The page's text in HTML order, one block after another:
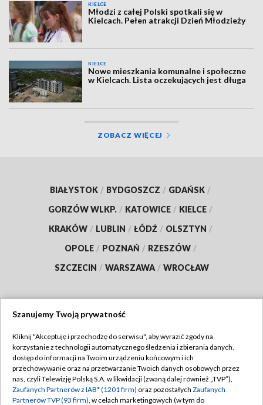
KIELCE
Młodzi z całej Polski spotkali się w
Kielcach. Pełen atrakcji Dzień Młodzieży
KIELCE
Nowe mieszkania komunalne i społeczne
w Kielcach. Lista oczekujących jest długa
ZOBACZ WIĘCEJ
BIAŁYSTOK / BYDGOSZCZ / GDAŃSK /
GORZÓW WLKP. / KATOWICE / KIELCE /
KRAKÓW / LUBLIN / ŁÓDŹ / OLSZTYN /
OPOLE / POZNAŃ / RZESZÓW /
SZCZECIN / WARSZAWA / WROCŁAW
TVP
Abonament TVP
Emisja w TVP
Regulamin TVP
Polityka prywatności
Szanujemy Twoją prywatność
Kliknij "Akceptuję i przechodzę do serwisu", aby wyrazić zgody na
korzystanie z technologii automatycznego śledzenia i zbierania danych,
dostęp do informacji na Twoim urządzeniu końcowym i ich
przechowywanie oraz na przetwarzanie Twoich danych osobowych przez
nas, czyli Telewizję Polską S.A. w likwidacji (zwaną dalej również „TVP”),
Zaufanych Partnerów z IAB* (1201 firm) oraz pozostałych Zaufanych
Partnerów TVP (93 firm), w celach marketingowych (w tym do